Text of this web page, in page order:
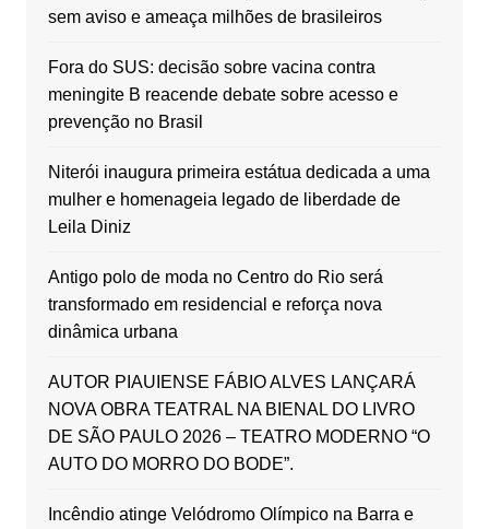
sem aviso e ameaça milhões de brasileiros
Fora do SUS: decisão sobre vacina contra
meningite B reacende debate sobre acesso e
prevenção no Brasil
Niterói inaugura primeira estátua dedicada a uma
mulher e homenageia legado de liberdade de
Leila Diniz
Antigo polo de moda no Centro do Rio será
transformado em residencial e reforça nova
dinâmica urbana
AUTOR PIAUIENSE FÁBIO ALVES LANÇARÁ
NOVA OBRA TEATRAL NA BIENAL DO LIVRO
DE SÃO PAULO 2026 – TEATRO MODERNO “O
AUTO DO MORRO DO BODE”.
Incêndio atinge Velódromo Olímpico na Barra e